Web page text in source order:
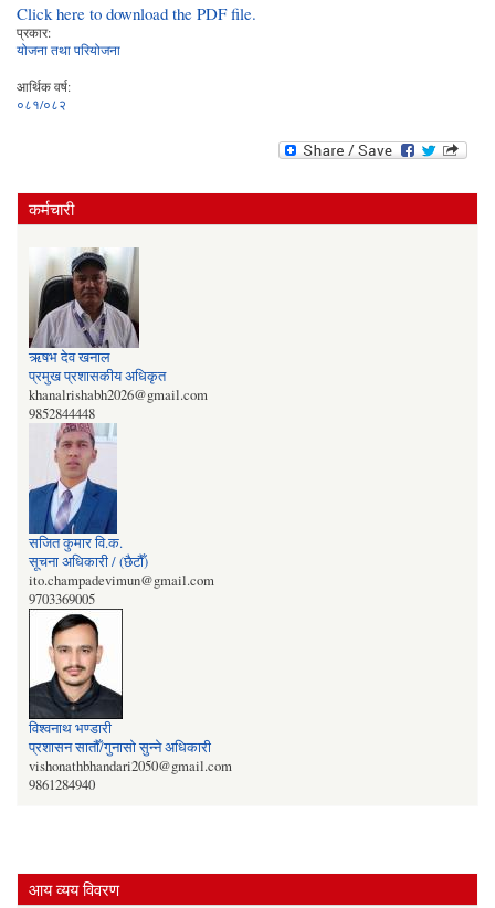
Click here to download the PDF file.
प्रकार:
योजना तथा परियोजना
आर्थिक वर्ष:
०८१/०८२
कर्मचारी
ऋषभ देव खनाल
प्रमुख प्रशासकीय अधिकृत
khanalrishabh2026@gmail.com
9852844448
सजित कुमार वि‍‌.क.
सूचना अधिकारी / (छैटौँ)
ito.champadevimun@gmail.com
9703369005
विश्वनाथ भण्डारी
प्रशासन सातौँ/गुनासो सुन्‍ने अधिकारी
vishonathbhandari2050@gmail.com
9861284940
आय व्यय विवरण